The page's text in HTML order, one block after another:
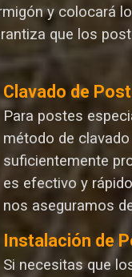
y colocará
que los
Clavado de
Para postes
método de
suficientemente
es efectivo y
nos aseguramos
Instalación de
Si necesitas que